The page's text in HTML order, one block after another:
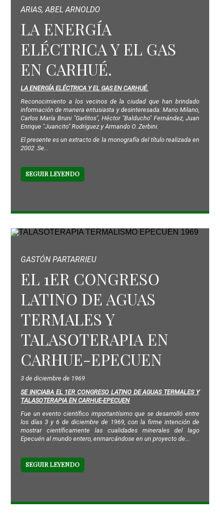
ARIAS, ABEL ARNOLDO
LA ENERGÍA
ELÉCTRICA Y EL GAS
EN CARHUÉ.
LA ENERGÍA ELÉCTRICA Y EL GAS EN CARHUÉ.
Reconocimiento a los vecinos de la ciudad que han brindado
información de manera entusiasta y desinteresada: Mario Milano,
Carlos María Bruni "Garlitos", Héctor "Balducho" Fernández, Juan
Enrique "Juancito" Rodríguez y Armando O. Zerbini.
El presente es un extracto de la monografía del título realizada en
2002 .Se...
SEGUIR LEYENDO
GASTÓN PARTARRIEU
EL 1ER CONGRESO
LATINO DE AGUAS
TERMALES Y
TALASOTERAPIA EN
CARHUE-EPECUEN
3 de diciembre de 1969
SE INICIABA EL 1ER CONGRESO LATINO DE AGUAS TERMALES Y
TALASOTERAPIA EN CARHUE-EPECUEN
Fue un evento científico importantísimo que se desarrolló entre
los días 3 y 6 de diciembre de 1969, con la firme intención de
mostrar científicamente las cualidades minerales del lago
Epecuén al mundo entero, enmarcándose en un proyecto de...
SEGUIR LEYENDO